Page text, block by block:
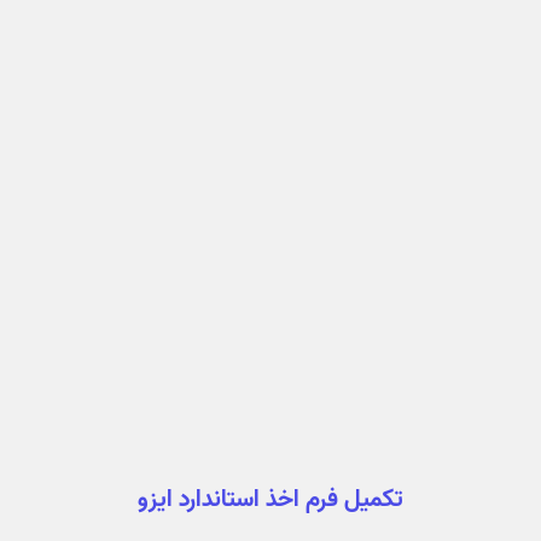
تکمیل فرم اخذ استاندارد ایزو